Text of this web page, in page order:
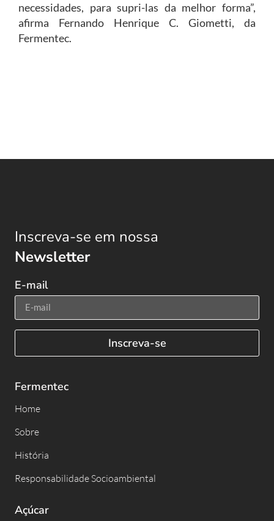
necessidades, para supri-las da melhor forma”,
afirma Fernando Henrique C. Giometti, da
Fermentec.
Inscreva-se em nossa
Newsletter
E-mail
Inscreva-se
Fermentec
Home
Sobre
História
Responsabilidade Socioambiental
Açúcar